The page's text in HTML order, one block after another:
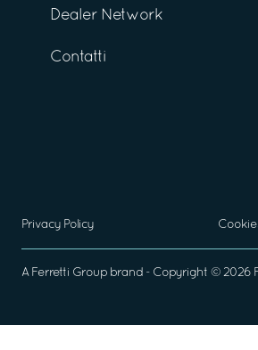
Dealer Network
Contatti
Privacy Policy
A Ferretti Group brand - Copyright © 2026